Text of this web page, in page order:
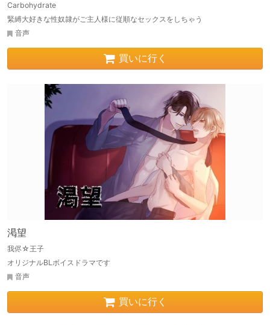
Carbohydrate
緊縛大好きな性奴隷がご主人様に従順なセックスをしちゃう
音声
買いに行く
渇望
我侭☆王子
オリジナルBLボイスドラマです
音声
買いに行く